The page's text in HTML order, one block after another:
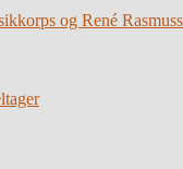
og René